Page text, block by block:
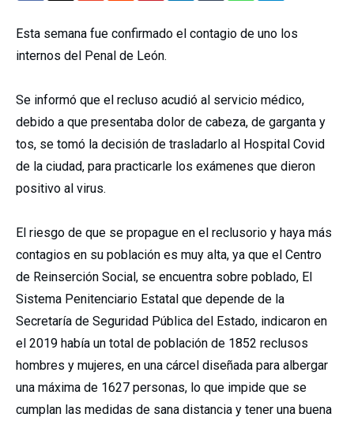
Esta semana fue confirmado el contagio de uno los
internos del Penal de León.
Se informó que el recluso acudió al servicio médico,
debido a que presentaba dolor de cabeza, de garganta y
tos, se tomó la decisión de trasladarlo al Hospital Covid
de la ciudad, para practicarle los exámenes que dieron
positivo al virus.
El riesgo de que se propague en el reclusorio y haya más
contagios en su población es muy alta, ya que el Centro
de Reinserción Social, se encuentra sobre poblado, El
Sistema Penitenciario Estatal que depende de la
Secretaría de Seguridad Pública del Estado, indicaron en
el 2019 había un total de población de 1852 reclusos
hombres y mujeres, en una cárcel diseñada para albergar
una máxima de 1627 personas, lo que impide que se
cumplan las medidas de sana distancia y tener una buena